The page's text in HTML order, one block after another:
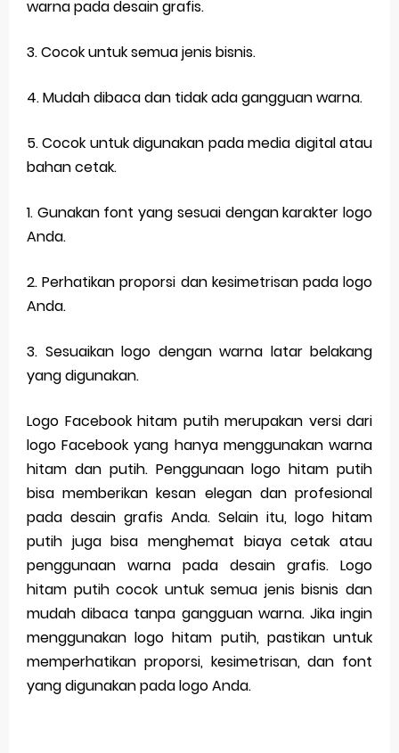
warna pada desain grafis.
3. Cocok untuk semua jenis bisnis.
4. Mudah dibaca dan tidak ada gangguan warna.
5. Cocok untuk digunakan pada media digital atau
bahan cetak.
1. Gunakan font yang sesuai dengan karakter logo
Anda.
2. Perhatikan proporsi dan kesimetrisan pada logo
Anda.
3. Sesuaikan logo dengan warna latar belakang
yang digunakan.
Logo Facebook hitam putih merupakan versi dari
logo Facebook yang hanya menggunakan warna
hitam dan putih. Penggunaan logo hitam putih
bisa memberikan kesan elegan dan profesional
pada desain grafis Anda. Selain itu, logo hitam
putih juga bisa menghemat biaya cetak atau
penggunaan warna pada desain grafis. Logo
hitam putih cocok untuk semua jenis bisnis dan
mudah dibaca tanpa gangguan warna. Jika ingin
menggunakan logo hitam putih, pastikan untuk
memperhatikan proporsi, kesimetrisan, dan font
yang digunakan pada logo Anda.